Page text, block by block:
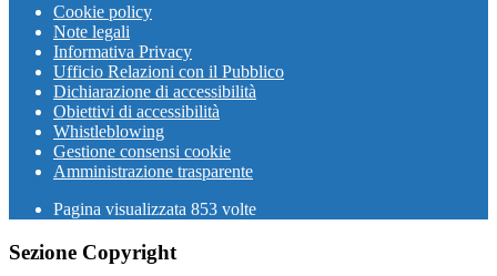
Cookie policy
Note legali
Informativa Privacy
Ufficio Relazioni con il Pubblico
Dichiarazione di accessibilità
Obiettivi di accessibilità
Whistleblowing
Gestione consensi cookie
Amministrazione trasparente
Pagina visualizzata 853 volte
Sezione Copyright